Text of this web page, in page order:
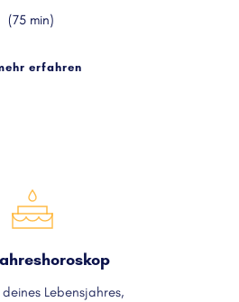
(75 min)
erfahren
Lebensjahres,